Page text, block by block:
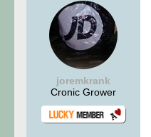
joremkrank
Cronic Grower